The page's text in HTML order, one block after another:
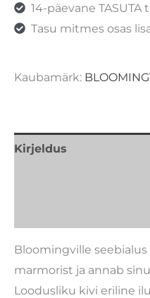
14-päevane
Tasu mitmes osas
Kaubamärk:
Kirjeldus
Bloomingville
marmorist ja annab
Loodusliku kivi eriline